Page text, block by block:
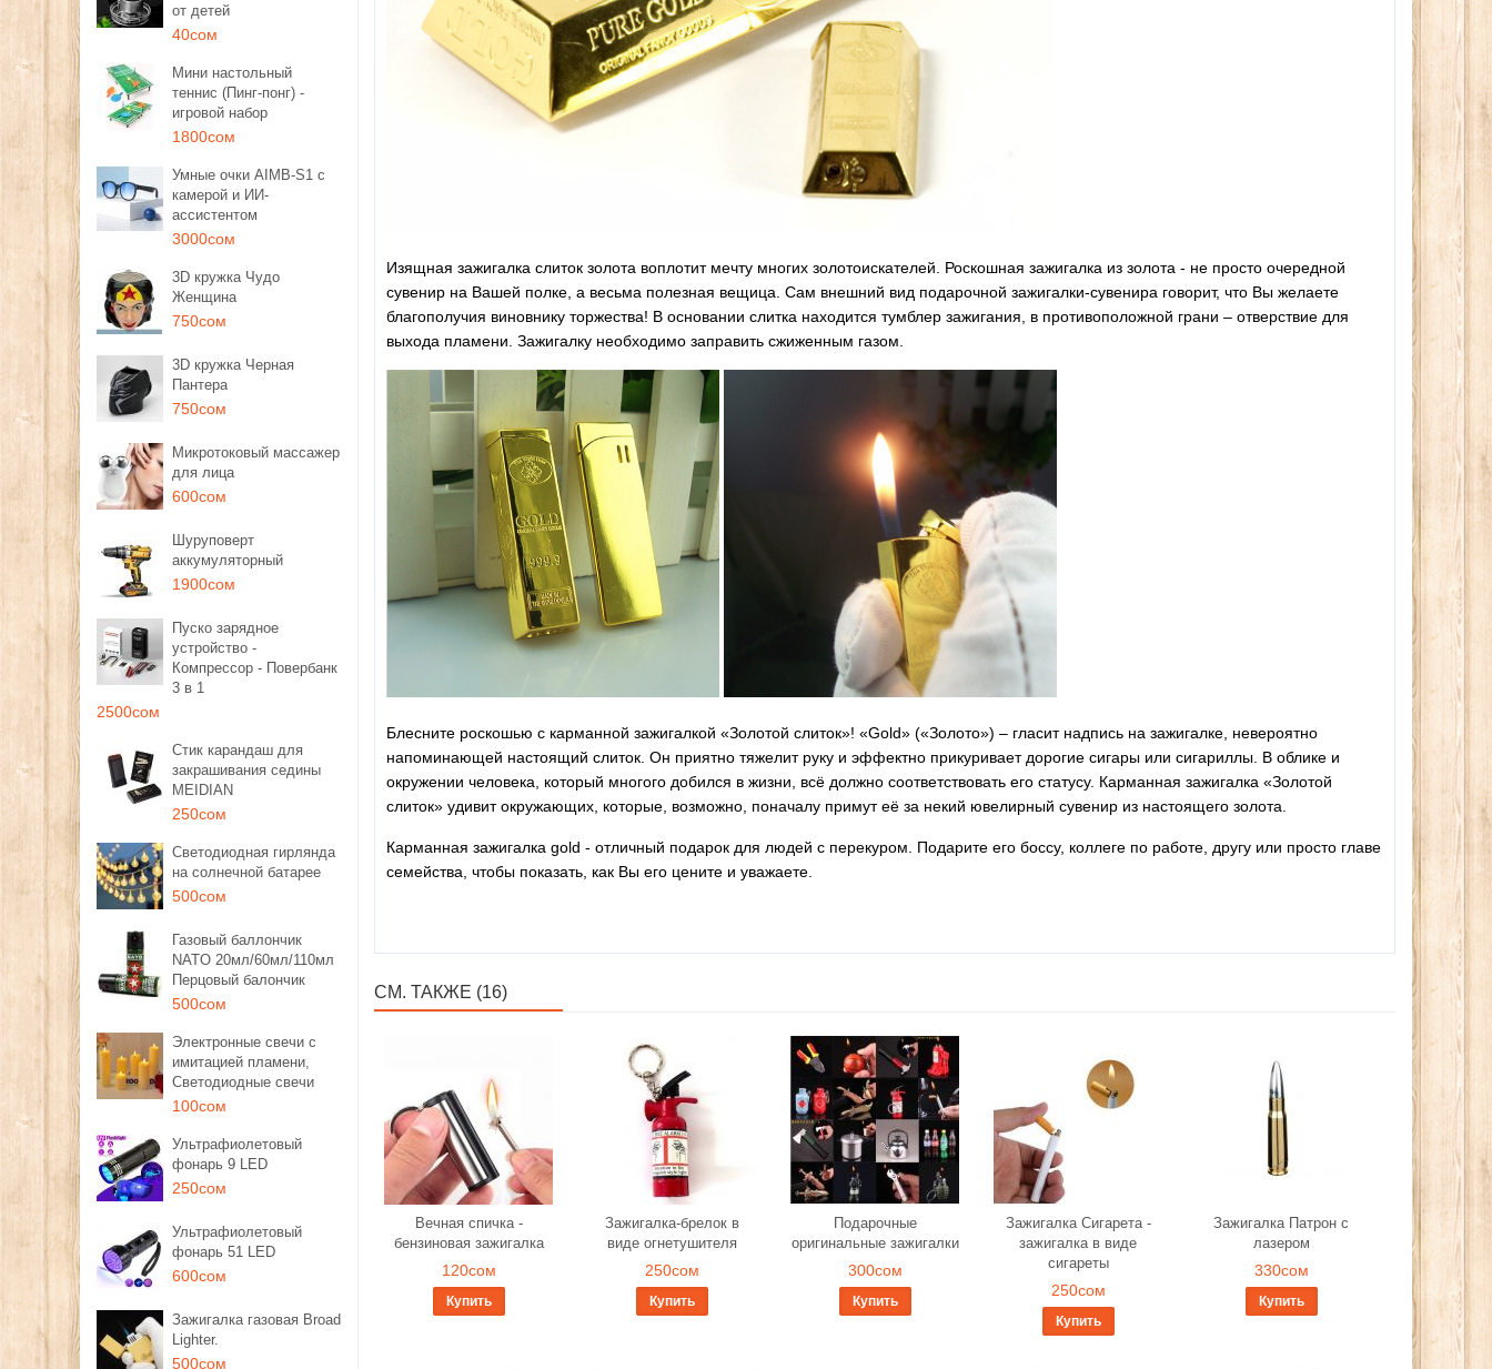
от детей
40сом
Мини настольный
теннис (Пинг-понг) -
игровой набор
1800сом
Умные очки AIMB-S1 с
камерой и ИИ-
ассистентом
3000сом
3D кружка Чудо
Женщина
750сом
3D кружка Черная
Пантера
750сом
Микротоковый массажер
для лица
600сом
Шуруповерт
аккумуляторный
1900сом
Пуско зарядное
устройство -
Компрессор - Повербанк
3 в 1
2500сом
Стик карандаш для
закрашивания седины
MEIDIAN
250сом
Светодиодная гирлянда
на солнечной батарее
500сом
Газовый баллончик
NATO 20мл/60мл/110мл
Перцовый балончик
500сом
Электронные свечи с
имитацией пламени,
Светодиодные свечи
100сом
Ультрафиолетовый
фонарь 9 LED
250сом
Ультрафиолетовый
фонарь 51 LED
600сом
Зажигалка газовая Broad
Lighter.
500сом
Изящная зажигалка слиток золота воплотит мечту многих золотоискателей. Роскошная зажигалка из золота - не просто очередной
сувенир на Вашей полке, а весьма полезная вещица. Сам внешний вид подарочной зажигалки-сувенира говорит, что Вы желаете
благополучия виновнику торжества! В основании слитка находится тумблер зажигания, в противоположной грани – отверствие для
выхода пламени. Зажигалку необходимо заправить сжиженным газом.
Блесните роскошью с карманной зажигалкой «Золотой слиток»! «Gold» («Золото») – гласит надпись на зажигалке, невероятно
напоминающей настоящий слиток. Он приятно тяжелит руку и эффектно прикуривает дорогие сигары или сигариллы. В облике и
окружении человека, который многого добился в жизни, всё должно соответствовать его статусу. Карманная зажигалка «Золотой
слиток» удивит окружающих, которые, возможно, поначалу примут её за некий ювелирный сувенир из настоящего золота.
Карманная зажигалка gold - отличный подарок для людей с перекуром. Подарите его боссу, коллеге по работе, другу или просто главе
семейства, чтобы показать, как Вы его цените и уважаете.
СМ. ТАКЖЕ (16)
Вечная спичка -
бензиновая зажигалка
120сом
Купить
Зажигалка-брелок в
виде огнетушителя
250сом
Купить
Подарочные
оригинальные зажигалки
300сом
Купить
Зажигалка Сигарета -
зажигалка в виде
сигареты
250сом
Купить
Зажигалка Патрон с
лазером
330сом
Купить